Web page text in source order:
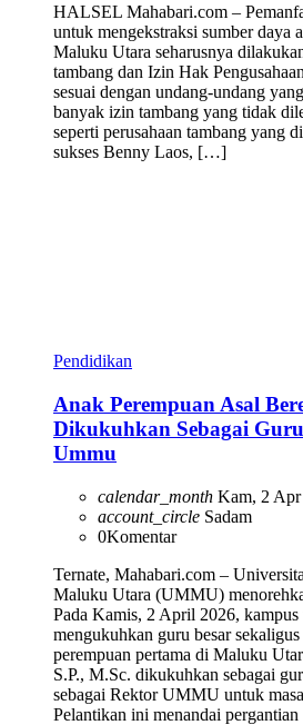
HALSEL Mahabari.com –
untuk mengekstraksi sumber daya
Maluku Utara seharusnya
tambang dan Izin Hak
sesuai dengan undang-undang
banyak izin tambang yang tidak
seperti perusahaan tambang yang
sukses Benny Laos, […]
Pendidikan
Anak Perempuan Asal
Dikukuhkan Sebagai
Ummu
calendar_month Kam, 2
account_circle Sadam
0Komentar
Ternate, Mahabari.com –
Maluku Utara (UMMU)
Pada Kamis, 2 April 2026, kampus
mengukuhkan guru besar
perempuan pertama di Maluku
S.P., M.Sc. dikukuhkan sebagai
sebagai Rektor UMMU untuk
Pelantikan ini menandai